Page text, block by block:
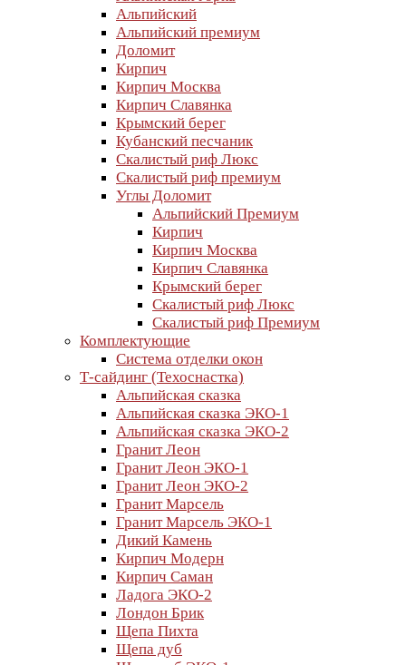
Альпийский
Альпийский премиум
Доломит
Кирпич
Кирпич Москва
Кирпич Славянка
Крымский берег
Кубанский песчаник
Скалистый риф Люкс
Скалистый риф премиум
Углы Доломит
Альпийский Премиум
Кирпич
Кирпич Москва
Кирпич Славянка
Крымский берег
Скалистый риф Люкс
Скалистый риф Премиум
Комплектующие
Система отделки окон
Т-сайдинг (Техоснастка)
Альпийская сказка
Альпийская сказка ЭКО-1
Альпийская сказка ЭКО-2
Гранит Леон
Гранит Леон ЭКО-1
Гранит Леон ЭКО-2
Гранит Марсель
Гранит Марсель ЭКО-1
Дикий Камень
Кирпич Модерн
Кирпич Саман
Ладога ЭКО-2
Лондон Брик
Щепа Пихта
Щепа дуб